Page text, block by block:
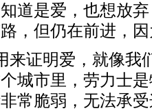
道是爱，也想放
，但仍在前进，
来证明爱，就像我
城市里，劳力士
常脆弱，无法承